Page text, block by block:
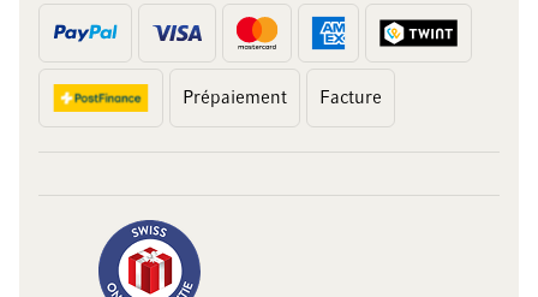
Prépaiement Facture
10 francs
sur votre achat